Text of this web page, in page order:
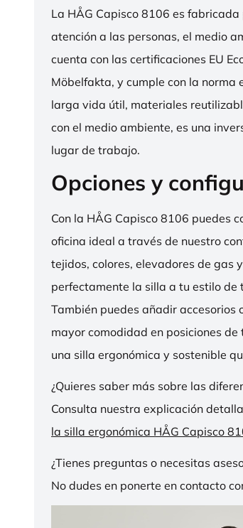
La HÅG Capisco 8106 es fabricada
atención a las personas, el medio
cuenta con las certificaciones EU
Möbelfakta, y cumple con la norma
larga vida útil, materiales
con el medio ambiente, es una
lugar de trabajo.
Opciones y
Con la HÅG Capisco 8106 puedes
oficina ideal a través de nuestro
tejidos, colores, elevadores de gas
perfectamente la silla a tu estilo de
También puedes añadir accesorios
mayor comodidad en posiciones
una silla ergonómica y sostenible
¿Quieres saber más sobre las
Consulta nuestra explicación
la silla ergonómica HÅG Capisco
¿Tienes preguntas o necesitas
No dudes en ponerte en contacto